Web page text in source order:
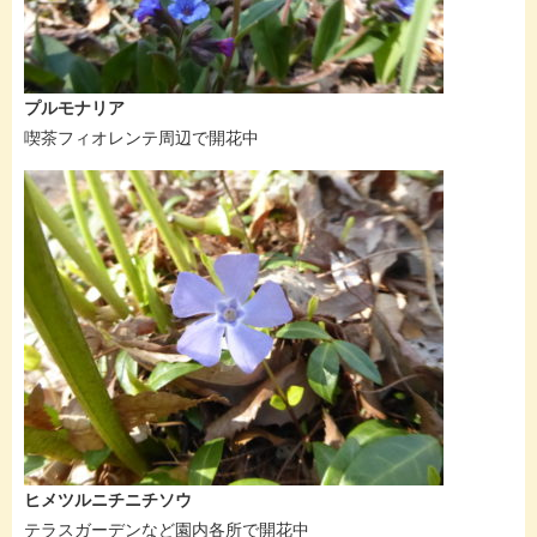
プルモナリア
喫茶フィオレンテ周辺で開花中
ヒメツルニチニチソウ
テラスガーデンなど園内各所で開花中